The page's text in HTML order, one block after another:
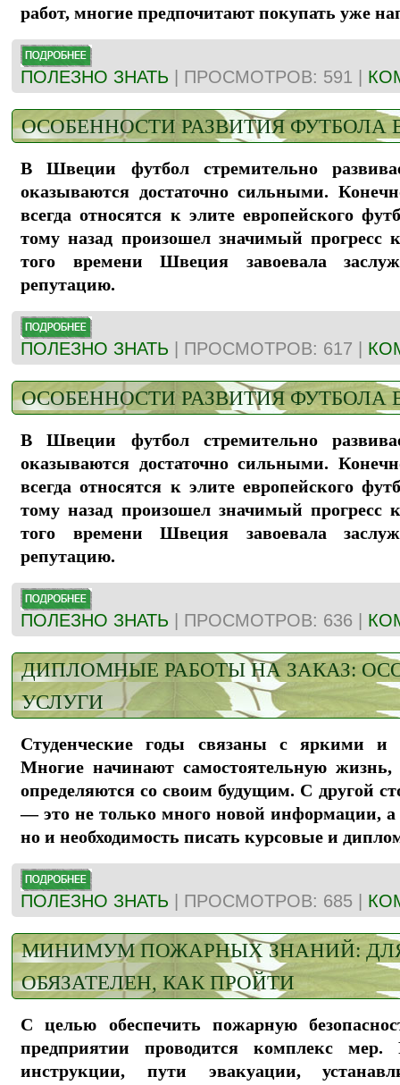
работ, многие предпочитают покупать уже
ПОЛЕЗНО ЗНАТЬ | ПРОСМОТРОВ: 591 |
ОСОБЕННОСТИ РАЗВИТИЯ ФУТБОЛА
В Швеции футбол стремительно
оказываются достаточно сильными.
всегда относятся к элите европейского
тому назад произошел значимый прогресс
того времени Швеция завоевала
репутацию.
ПОЛЕЗНО ЗНАТЬ | ПРОСМОТРОВ: 617 |
ОСОБЕННОСТИ РАЗВИТИЯ ФУТБОЛА
В Швеции футбол стремительно
оказываются достаточно сильными.
всегда относятся к элите европейского
тому назад произошел значимый прогресс
того времени Швеция завоевала
репутацию.
ПОЛЕЗНО ЗНАТЬ | ПРОСМОТРОВ: 636 |
ДИПЛОМНЫЕ РАБОТЫ НА ЗАКАЗ:
УСЛУГИ
Студенческие годы связаны с яркими
Многие начинают самостоятельную жизнь,
определяются со своим будущим. С другой
— это не только много новой информации,
но и необходимость писать курсовые и
ПОЛЕЗНО ЗНАТЬ | ПРОСМОТРОВ: 685 |
МИНИМУМ ПОЖАРНЫХ ЗНАНИЙ:
ОБЯЗАТЕЛЕН, КАК ПРОЙТИ
С целью обеспечить пожарную
предприятии проводится комплекс мер.
инструкции, пути эвакуации,